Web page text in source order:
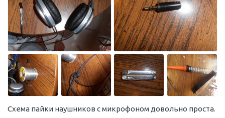
Схема пайки наушников с микрофоном довольно проста.